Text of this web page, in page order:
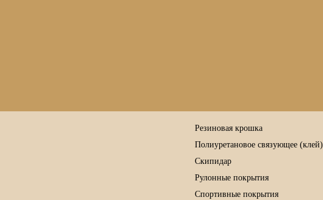
Резиновая крошка
Полиуретановое связующее (клей)
Скипидар
Рулонные покрытия
Спортивные покрытия